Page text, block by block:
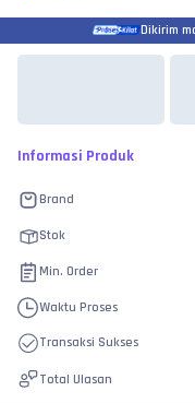
Dikirim
Informasi Produk
Brand
Stok
Min. Order
Waktu Proses
Transaksi Sukses
Total Ulasan